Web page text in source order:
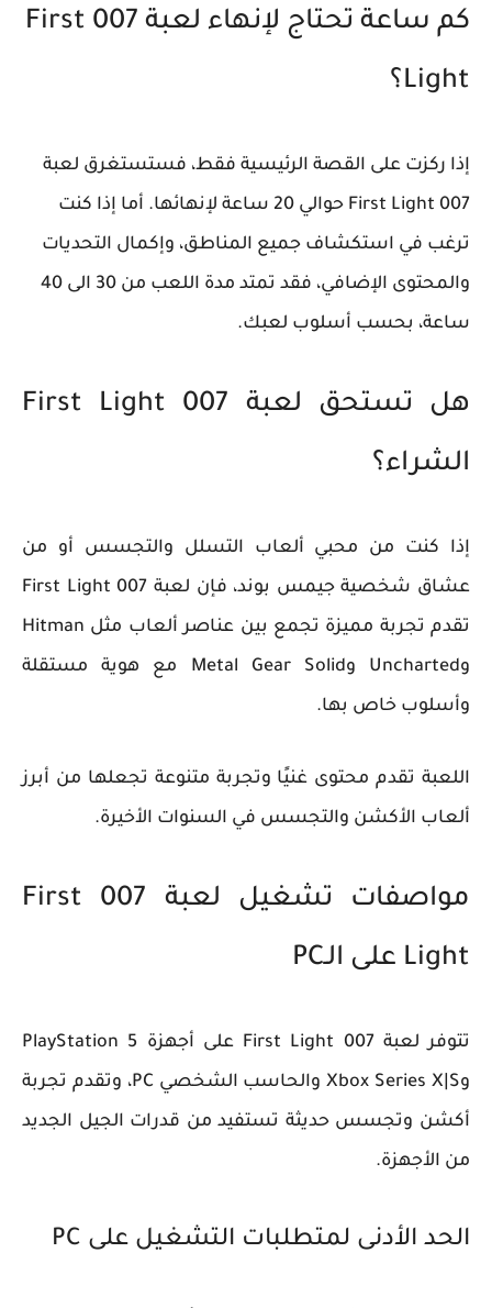
كم ساعة تحتاج لإنهاء لعبة 007 First
Light؟
إذا ركزت على القصة الرئيسية فقط، فستستغرق لعبة
007 First Light حوالي 20 ساعة لإنهائها. أما إذا كنت
ترغب في استكشاف جميع المناطق، وإكمال التحديات
والمحتوى الإضافي، فقد تمتد مدة اللعب من 30 الى 40
ساعة، بحسب أسلوب لعبك.
هل تستحق لعبة 007 First Light
الشراء؟
إذا كنت من محبي ألعاب التسلل والتجسس أو من
عشاق شخصية جيمس بوند، فإن لعبة 007 First Light
تقدم تجربة مميزة تجمع بين عناصر ألعاب مثل Hitman
وUncharted وMetal Gear Solid مع هوية مستقلة
وأسلوب خاص بها.
اللعبة تقدم محتوى غنيًا وتجربة متنوعة تجعلها من أبرز
ألعاب الأكشن والتجسس في السنوات الأخيرة.
مواصفات تشغيل لعبة 007 First
Light على الـPC
تتوفر لعبة 007 First Light على أجهزة PlayStation 5
وXbox Series X|S والحاسب الشخصي PC، وتقدم تجربة
أكشن وتجسس حديثة تستفيد من قدرات الجيل الجديد
من الأجهزة.
الحد الأدنى لمتطلبات التشغيل على PC